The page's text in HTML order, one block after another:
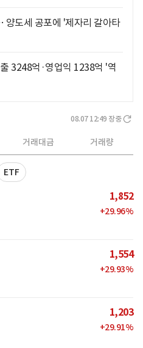
도세 공포에 '제자리 갈아타
3248억·영업익 1238억 '역
08.07 12:49 장중
거래대금 거래량
ETF
1,852
+29.96%
1,554
+29.93%
1,203
+29.91%